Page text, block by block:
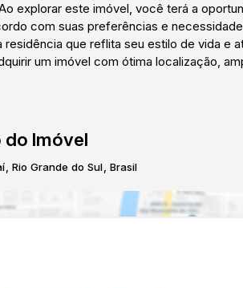
explorar este imóvel, você terá a
com suas preferências e
residência que reflita seu estilo de vida e
um imóvel com ótima localização,
as possibilidades que este imóvel
do Imóvel
Rio Grande do Sul Brasil